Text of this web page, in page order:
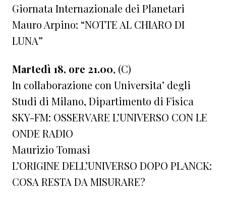
Giornata Internazionale dei Planetari
Mauro Arpino: “NOTTE AL CHIARO DI
LUNA”
Martedì 18, ore 21.00, (C)
In collaborazione con Universita’ degli
Studi di Milano, Dipartimento di Fisica
SKY-FM: OSSERVARE L’UNIVERSO CON LE
ONDE RADIO
Maurizio Tomasi
L’ORIGINE DELL’UNIVERSO DOPO PLANCK:
COSA RESTA DA MISURARE?